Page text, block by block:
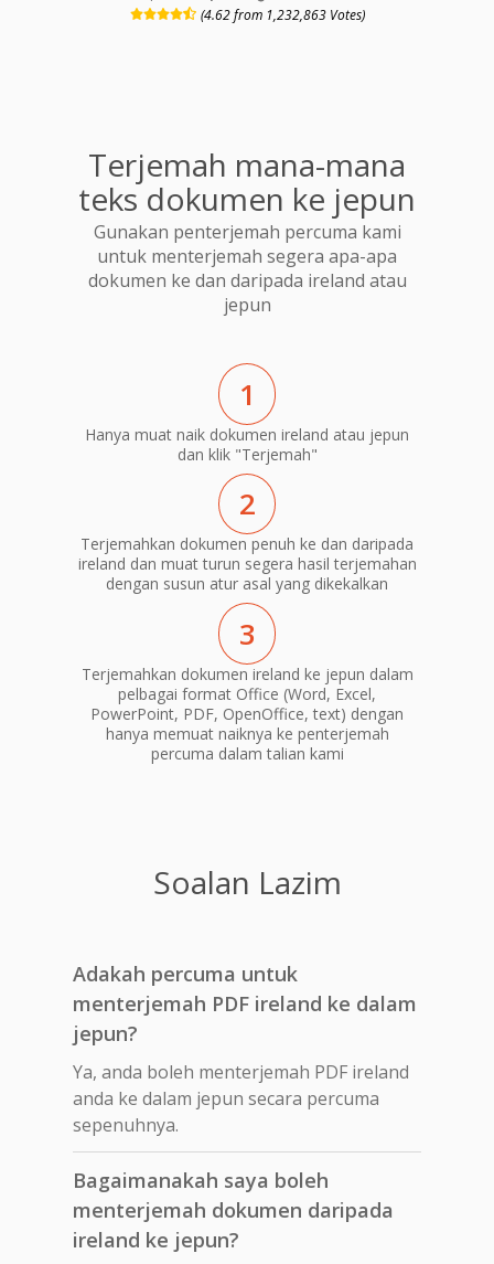
(4.62 from 1,232,863 Votes)
Terjemah mana-mana
teks dokumen ke jepun
Gunakan penterjemah percuma kami
untuk menterjemah segera apa-apa
dokumen ke dan daripada ireland atau
jepun
1
Hanya muat naik dokumen ireland atau jepun
dan klik "Terjemah"
2
Terjemahkan dokumen penuh ke dan daripada
ireland dan muat turun segera hasil terjemahan
dengan susun atur asal yang dikekalkan
3
Terjemahkan dokumen ireland ke jepun dalam
pelbagai format Office (Word, Excel,
PowerPoint, PDF, OpenOffice, text) dengan
hanya memuat naiknya ke penterjemah
percuma dalam talian kami
Soalan Lazim
Adakah percuma untuk
menterjemah PDF ireland ke dalam
jepun?
Ya, anda boleh menterjemah PDF ireland
anda ke dalam jepun secara percuma
sepenuhnya.
Bagaimanakah saya boleh
menterjemah dokumen daripada
ireland ke jepun?